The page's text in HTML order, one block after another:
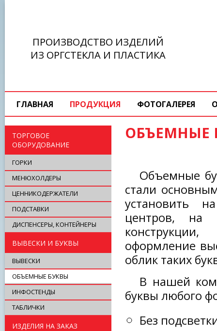
ПРОИЗВОДСТВО ИЗДЕЛИЙ
ИЗ ОРГСТЕКЛА И ПЛАСТИКА
ГЛАВНАЯ ПРОДУКЦИЯ ФОТОГАЛЕРЕЯ
ТОРГОВОЕ
ОБОРУДОВАНИЕ
ГОРКИ
МЕНЮХОЛДЕРЫ
ЦЕННИКОДЕРЖАТЕЛИ
ПОДСТАВКИ
ДИСПЕНСЕРЫ, КОНТЕЙНЕРЫ
ВЫВЕСКИ И БУКВЫ
ВЫВЕСКИ
ОБЪЕМНЫЕ БУКВЫ
ИНФОСТЕНДЫ
ТАБЛИЧКИ
ИЗДЕЛИЯ НА ЗАКАЗ
ОБЪЕМНЫЕ
Объемные
стали
установить
центров, на
оформление
облик таких
В нашей
буквы любого
Без